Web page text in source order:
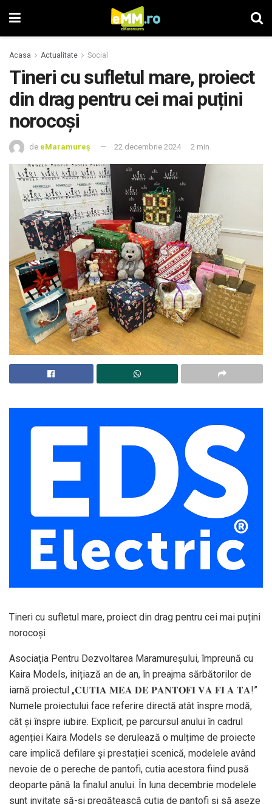
Acasa Actualitate Social
Tineri cu sufletul mare, proiect
din drag pentru cei mai puțini
norocoși
de eMaramureș 22 decembrie 2024 2 min
Tineri cu sufletul mare, proiect din drag pentru cei mai puțini
norocoși
Asociația Pentru Dezvoltarea Maramureșului, împreună cu
Kaira Models, inițiază an de an, în preajma sărbătorilor de
iarnă proiectul „𝐂𝐔𝐓𝐈𝐀 𝐌𝐄𝐀 𝐃𝐄 𝐏𝐀𝐍𝐓𝐎𝐅𝐈 𝐕𝐀 𝐅𝐈 𝐀 𝐓𝐀!”
Numele proiectului face referire directă atât înspre modă,
cât și înspre iubire. Explicit, pe parcursul anului în cadrul
agenției Kaira Models se derulează o mulțime de proiecte
care implică defilare și prestației scenică, modelele având
nevoie de o pereche de pantofi, cutia acestora fiind pusă
deoparte până la finalul anului. În luna decembrie modelele
sunt invitate să-și pregătească cutia de pantofi și să așeze